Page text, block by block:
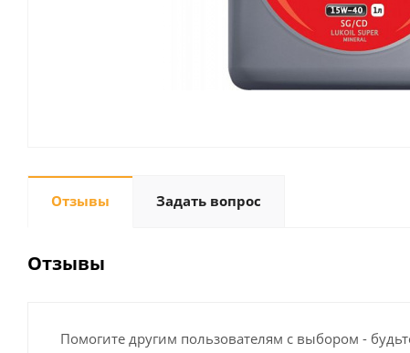
Отзывы Задать вопрос
Отзывы
Помогите другим пользователям с выбором -